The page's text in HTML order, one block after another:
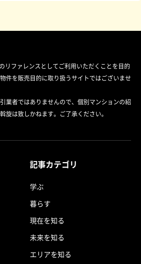
リファレンスとしてご利用いただくことを目的
件を販売目的に取り扱うサイトではございませ
業者ではありませんので、個別マンションの紹
旋は致しかねます。ご了承ください。
記事カテゴリ
学ぶ
暮らす
現在を知る
未来を知る
エリアを知る